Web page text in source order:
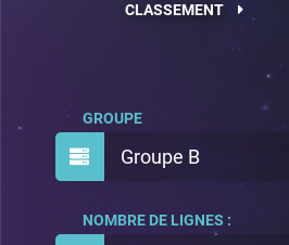
CLASSEMENT
Groupe B
GROUPE
NOMBRE DE LIGNES :